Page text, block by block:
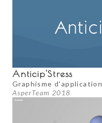
Anticip'Stress
Graphisme d'application
AsperTeam 2018